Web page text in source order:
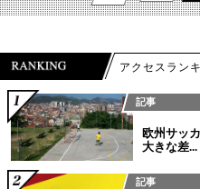
アクセスラン
記事
欧州サッ
大きな差...
記事